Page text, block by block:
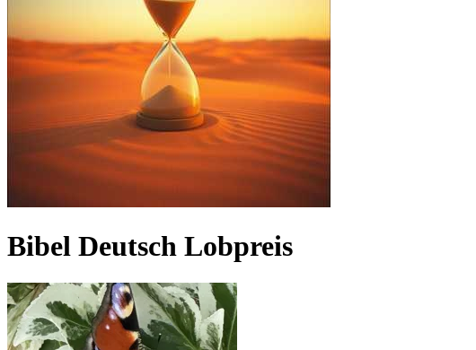
Bibel Deutsch Lobpreis